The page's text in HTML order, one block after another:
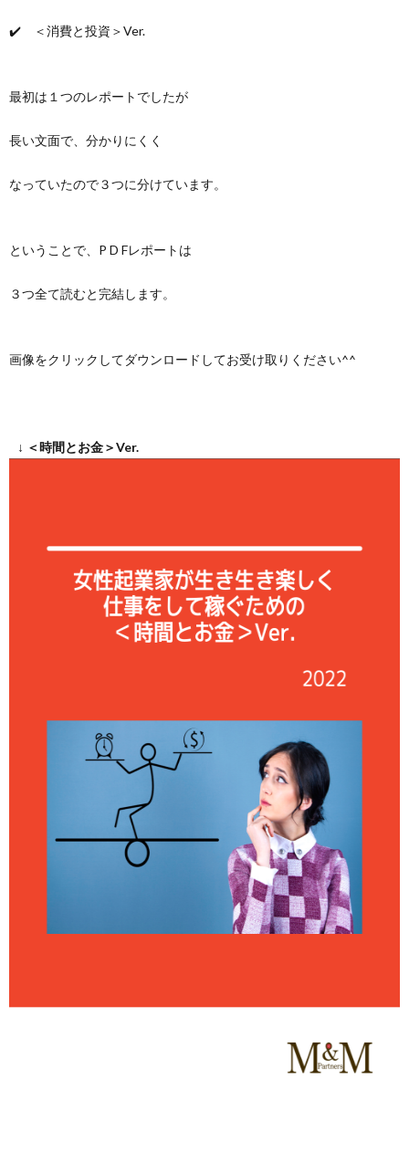
✔️ ＜消費と投資＞Ver.
最初は１つのレポートでしたが
長い文面で、分かりにくく
なっていたので３つに分けています。
ということで、P D Fレポートは
３つ全て読むと完結します。
画像をクリックしてダウンロードしてお受け取りください^^
↓ ＜時間とお金＞Ver.